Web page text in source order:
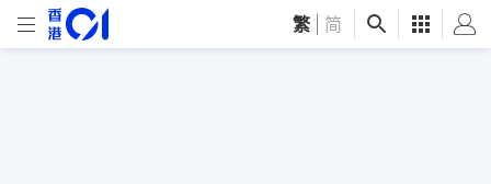
繁 简